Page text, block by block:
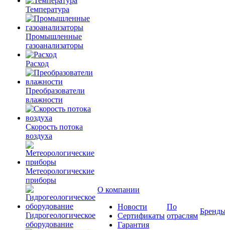
Температура
Промышленные
газоанализаторы
Расход
Преобразователи
влажности
Скорость потока
воздуха
Метеорологические
приборы
Гидрогеологическое
оборудование
О компании
Новости
Сертификаты
Гарантия
По
отраслям